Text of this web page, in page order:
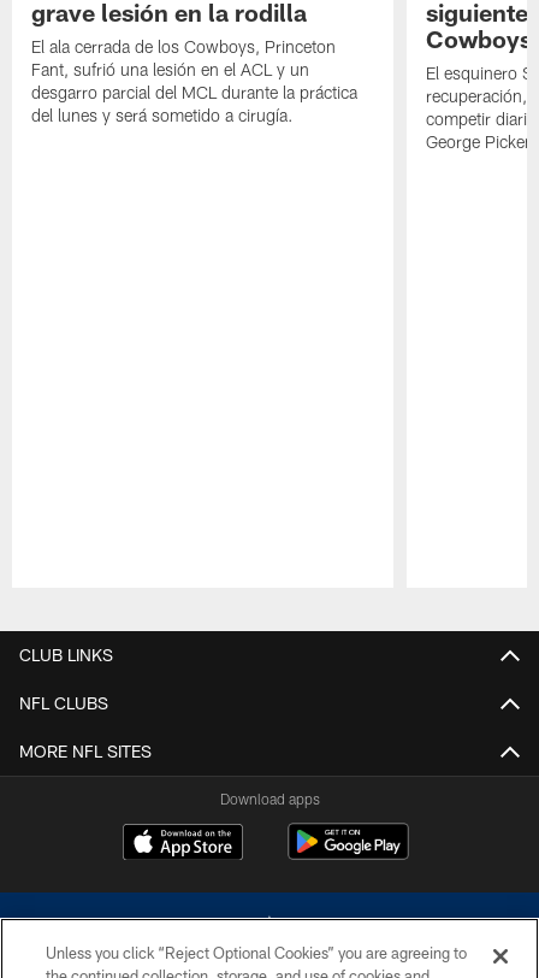
grave lesión en la rodilla
El ala cerrada de los Cowboys, Princeton
Fant, sufrió una lesión en el ACL y un
desgarro parcial del MCL durante la práctica
del lunes y será sometido a cirugía.
siguiente
Cowboys
El esquinero
recuperación,
competir
George
CLUB LINKS
NFL CLUBS
MORE NFL SITES
Download apps
Unless you click “Reject Optional Cookies” you are agreeing to